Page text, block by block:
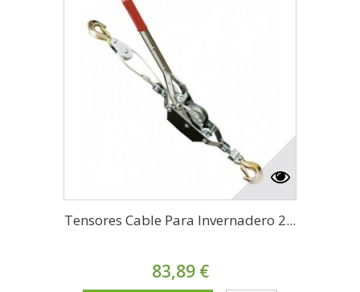
Tensores Cable Para Invernadero 2...
83,89 €